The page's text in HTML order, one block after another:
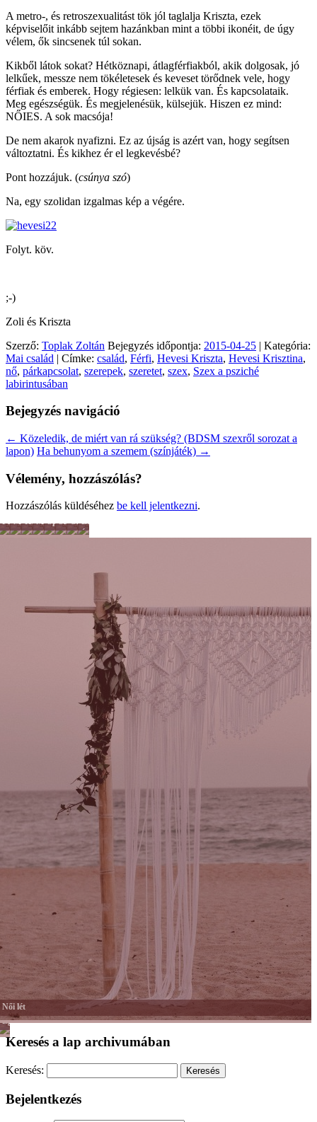
A metro-, és retroszexualitást tök jól taglalja Kriszta, ezek
képviselőit inkább sejtem hazánkban mint a többi ikonéit, de úgy
vélem, ők sincsenek túl sokan.
Kikből látok sokat? Hétköznapi, átlagférfiakból, akik dolgosak, jó
lelkűek, messze nem tökéletesek és keveset törődnek vele, hogy
férfiak és emberek. Hogy régiesen: lelkük van. És kapcsolataik.
Meg egészségük. És megjelenésük, külsejük. Hiszen ez mind:
NŐIES. A sok macsója!
De nem akarok nyafizni. Ez az újság is azért van, hogy segítsen
változtatni. És kikhez ér el legkevésbé?
Pont hozzájuk. (csúnya szó)
Na, egy szolidan izgalmas kép a végére.
Folyt. köv.
;-)
Zoli és Kriszta
Szerző: Toplak Zoltán Bejegyzés időpontja: 2015-04-25 | Kategória:
Mai család | Címke: család, Férfi, Hevesi Kriszta, Hevesi Krisztina,
nő, párkapcsolat, szerepek, szeretet, szex, Szex a psziché
labirintusában
Bejegyzés navigáció
← Közeledik, de miért van rá szükség? (BDSM szexről sorozat a
lapon) Ha behunyom a szemem (színjáték) →
Vélemény, hozzászólás?
Hozzászólás küldéséhez be kell jelentkezni.
Férfiszellem
Mai
család
HobbiMunka
Sport
-
Színes
nagyvilág
Önkéntesség
Lélek
és
Női lét
Egyéb
Keresés a lap archivumában
Keresés:
Bejelentkezés